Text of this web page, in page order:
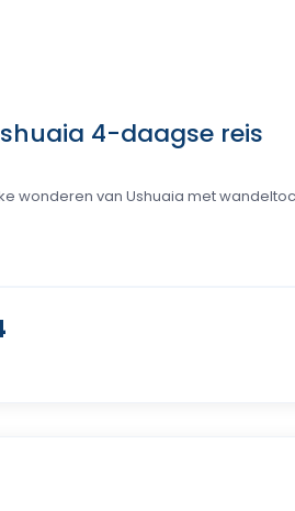
4-daagse reis
wonderen van Ushuaia met